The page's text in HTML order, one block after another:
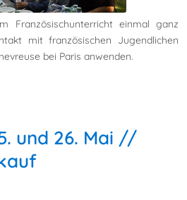
Französischunterricht einmal ganz
mit französischen Jugendlichen
bei Paris anwenden.
und 26. Mai //